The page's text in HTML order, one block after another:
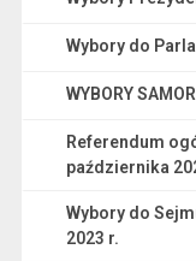
Wybory do
WYBORY
Referendum
października
Wybory do
2023 r.